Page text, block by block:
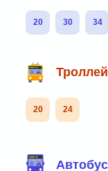
20 30 34
20 24